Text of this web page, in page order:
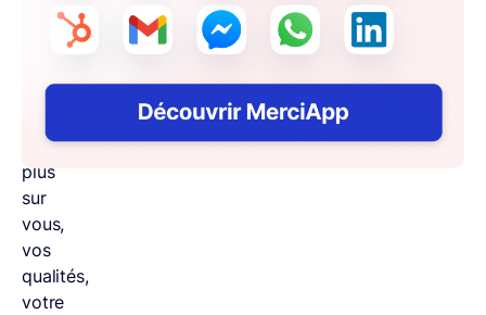
envie
découvrir
plus
sur
vous,
vos
qualités,
votre